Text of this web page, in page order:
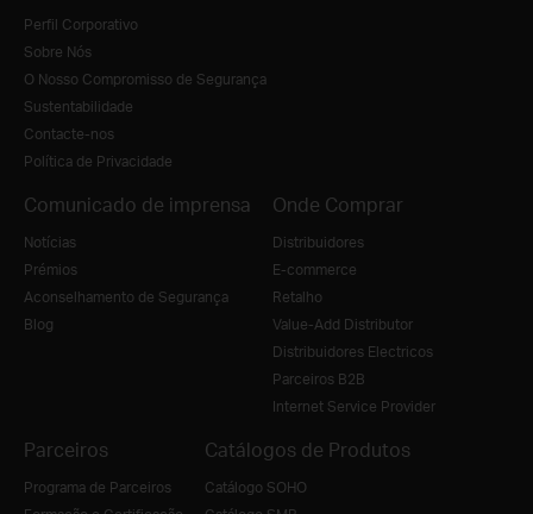
Perfil Corporativo
Sobre Nós
O Nosso Compromisso de Segurança
Sustentabilidade
Contacte-nos
Política de Privacidade
Comunicado de imprensa
Notícias
Prémios
Aconselhamento de Segurança
Blog
Onde Comprar
Distribuidores
E-commerce
Retalho
Value-Add Distributor
Distribuidores Electricos
Parceiros B2B
Internet Service Provider
Parceiros
Programa de Parceiros
Catálogos de Produtos
Catálogo SOHO